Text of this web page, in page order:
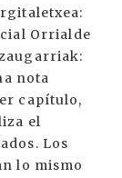
Orrialde
nota
capítulo,
el
Los
lo mismo